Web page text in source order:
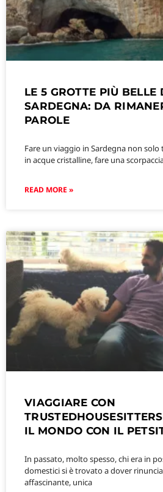
LE 5 GROTTE PIÙ BELLE
SARDEGNA: DA
PAROLE
Fare un viaggio in Sardegna non
in acque cristalline, fare una
READ MORE »
VIAGGIARE CON
IL MONDO CON IL
In passato, molto spesso, chi era in
domestici si è trovato a dover
affascinante, unica